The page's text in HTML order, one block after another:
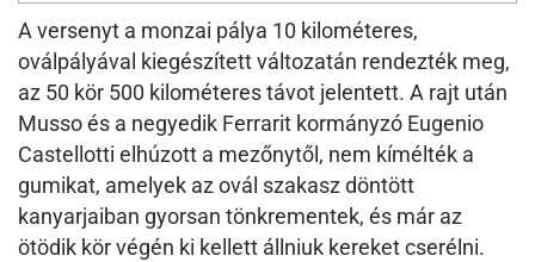
A versenyt a monzai pálya 10 kilométeres,
oválpályával kiegészített változatán rendezték meg,
az 50 kör 500 kilométeres távot jelentett. A rajt után
Musso és a negyedik Ferrarit kormányzó Eugenio
Castellotti elhúzott a mezőnytől, nem kímélték a
gumikat, amelyek az ovál szakasz döntött
kanyarjaiban gyorsan tönkrementek, és már az
ötödik kör végén ki kellett állniuk kereket cserélni.